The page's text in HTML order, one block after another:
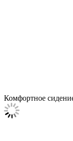
Комфортное